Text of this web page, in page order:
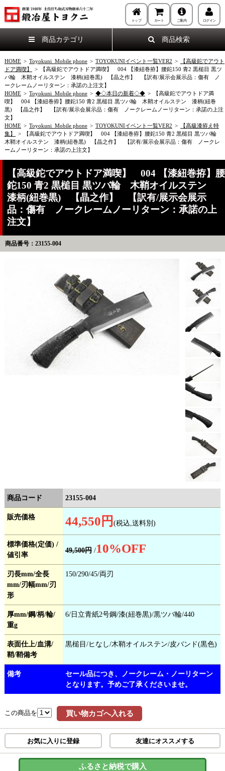
トップ カート ご案内 ログイン
商品カテゴリ 商品検索
HOME > Toyokuni_Mobile phone > TOYOKUNIイベント一覧VER2 >
【高級鉈でアウト
ドア満喫】
>
【高級鉈でアウトドア満喫】 004 【漆紐巻拵】腰鉈150 青2 黒槌目 黒ツ
バ輪 木鞘オイルステン 漆柄(紐巻黒) 【晶之作】 【訳有/展示会展示品：傷有 ノ
ークレームノーリターン：承諾の上注文】
HOME > Toyokuni_Mobile phone > ◆◇本日の新着◇◆ >
【高級鉈でアウトドア満
喫】 004 【漆紐巻拵】腰鉈150 青2 黒槌目 黒ツバ輪 木鞘オイルステン 漆柄(紐巻
黒) 【晶之作】 【訳有/展示会展示品：傷有 ノークレームノーリターン：承諾の上注
文】
HOME > Toyokuni_Mobile phone > TOYOKUNIイベント一覧VER2 >
【高級漆拵え特
集】
>
【高級鉈でアウトドア満喫】 004 【漆紐巻拵】腰鉈150 青2 黒槌目 黒ツバ輪
木鞘オイルステン 漆柄(紐巻黒) 【晶之作】 【訳有/展示会展示品：傷有 ノークレ
ームノーリターン：承諾の上注文】
【高級鉈でアウトドア満喫】 004 【漆紐巻拵】腰
鉈150 青2 黒槌目 黒ツバ輪 木鞘オイルステン
漆柄(紐巻黒) 【晶之作】 【訳有/展示会展示
品：傷有 ノークレームノーリターン：承諾の上
注文】
商品番号：23155-004
商品コード 23155-004
販売価格 44,550円 (税込,送料別)
標準価格(定価) /
値引率
49,500円 /10%OFF
刃長mm/全長
mm/刃幅mm/刃
形
150/290/45/両刃
厚mm/鋼/柄/輪/
重g
6/日立青紙2号鋼/漆(紐巻黒)/黒ツバ輪/440
表面仕上/血溝/
鞘/鞘備考
黒槌目/ヒなし/木鞘オイルステン/皮バンド(黒色)
備考
セール品につき、ノークレーム・ノーリターン
となります。予めご了承くださいませ。
この商品を 買い物カゴへ入れる
お気に入りに登録 友達にオススメする
ふるさと納税で購入